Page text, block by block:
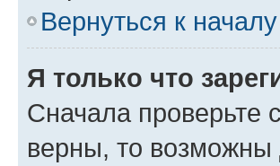
Вернуться к началу
Я только что
Сначала проверьте
верны, то возможны